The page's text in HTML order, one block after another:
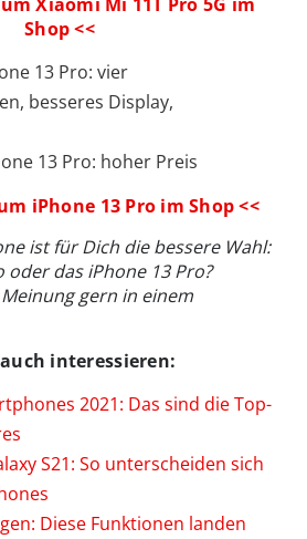
Shop <<
13 Pro: vier
besseres Display,
13 Pro: hoher Preis
iPhone 13 Pro im Shop <<
ist für Dich die bessere Wahl:
oder das iPhone 13 Pro?
gern in einem
interessieren:
2021: Das sind die Top-
S21: So unterscheiden sich
Diese Funktionen landen